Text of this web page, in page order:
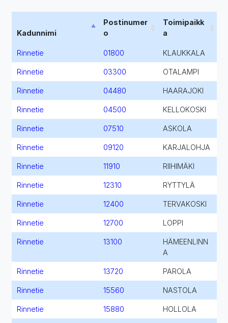
Kadunnimi
Postinumer
o
Toimipaikk
a
Rinnetie 01800 KLAUKKALA
Rinnetie 03300 OTALAMPI
Rinnetie 04480 HAARAJOKI
Rinnetie 04500 KELLOKOSKI
Rinnetie 07510 ASKOLA
Rinnetie 09120 KARJALOHJA
Rinnetie 11910 RIIHIMÄKI
Rinnetie 12310 RYTTYLÄ
Rinnetie 12400 TERVAKOSKI
Rinnetie 12700 LOPPI
Rinnetie 13100
HÄMEENLINN
A
Rinnetie 13720 PAROLA
Rinnetie 15560 NASTOLA
Rinnetie 15880 HOLLOLA